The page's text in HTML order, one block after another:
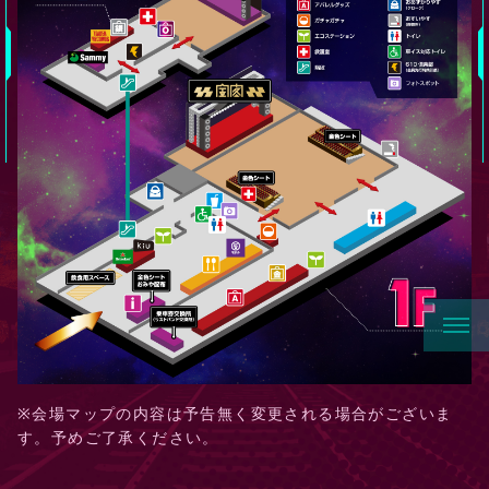
※会場マップの内容は予告無く変更される場合がございま
す。予めご了承ください。